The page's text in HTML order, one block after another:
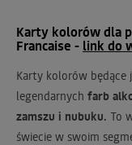
Karty kolorów dla
Francaise - link do
Karty kolorów będące
legendarnych farb
zamszu i nubuku. To
świecie w swoim